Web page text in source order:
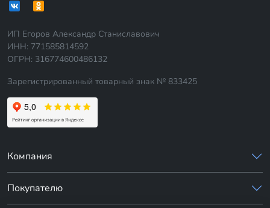
ИП Егоров Александр Станиславович
ИНН: 771585814592
ОГРН: 316774600486132
Зарегистрированный товарный знак № 833425
Компания
Покупателю